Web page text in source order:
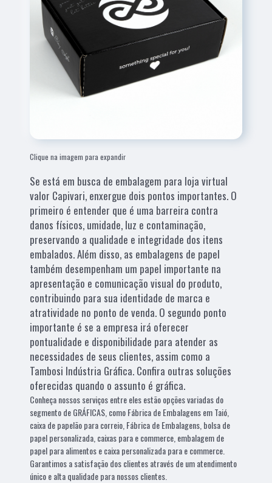
Clique na imagem para expandir
Se está em busca de embalagem para loja virtual
valor Capivari, enxergue dois pontos importantes. O
primeiro é entender que é uma barreira contra
danos físicos, umidade, luz e contaminação,
preservando a qualidade e integridade dos itens
embalados. Além disso, as embalagens de papel
também desempenham um papel importante na
apresentação e comunicação visual do produto,
contribuindo para sua identidade de marca e
atratividade no ponto de venda. O segundo ponto
importante é se a empresa irá oferecer
pontualidade e disponibilidade para atender as
necessidades de seus clientes, assim como a
Tambosi Indústria Gráfica. Confira outras soluções
oferecidas quando o assunto é gráfica.
Conheça nossos serviços entre eles estão opções variadas do
segmento de GRÁFICAS, como Fábrica de Embalagens em Taió,
caixa de papelão para correio, Fábrica de Embalagens, bolsa de
papel personalizada, caixas para e commerce, embalagem de
papel para alimentos e caixa personalizada para e commerce.
Garantimos a satisfação dos clientes através de um atendimento
único e alta qualidade para nossos clientes.